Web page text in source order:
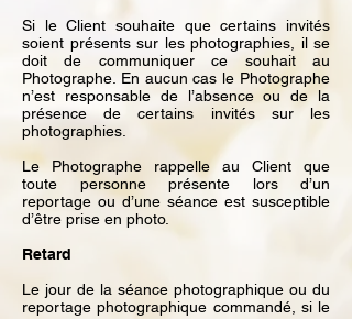
Si le Client souhaite que certains invités
soient présents sur les photographies, il se
doit de communiquer ce souhait au
Photographe. En aucun cas le Photographe
n’est responsable de l’absence ou de la
présence de certains invités sur les
photographies.
Le Photographe rappelle au Client que
toute personne présente lors d’un
reportage ou d’une séance est susceptible
d’être prise en photo.
Retard
Le jour de la séance photographique ou du
reportage photographique commandé, si le